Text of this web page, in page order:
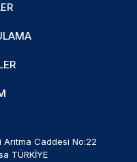
Arıtma Caddesi No:22
TÜRKİYE